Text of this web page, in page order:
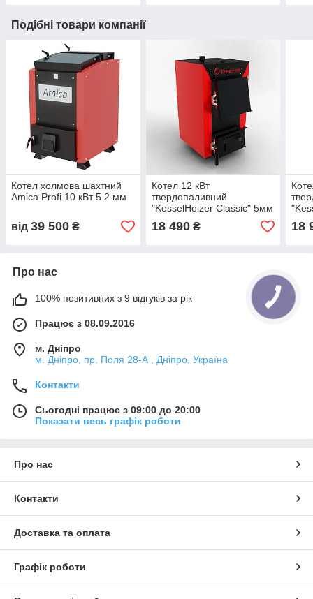
Подібні товари компанії
Котел холмова шахтний
Amica Profi 10 кВт 5.2 мм
від 39 500 ₴
Котел 12 кВт
твердопаливний
"KesselHeizer Classic" 5мм
18 490₴ 18
Про нас
100% позитивних з 9 відгуків за рік
Працює з 08.09.2016
м. Дніпро
м. Дніпро, пр. Поля 28-А , Дніпро, Україна
Контакти
Сьогодні працює з 09:00 до 20:00
Показати весь графік роботи
Про нас
Контакти
Доставка та оплата
Графік роботи